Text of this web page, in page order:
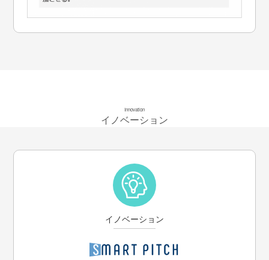
イノベーション
Innovation
イノベーション